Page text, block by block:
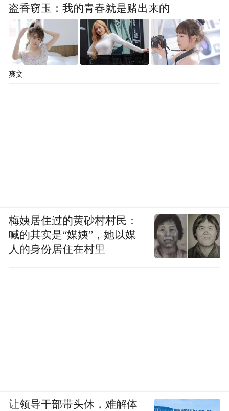
盗香窃玉：我的青春就是赌出来的
爽文
梅姨居住过的黄砂村村民：
喊的其实是“媒姨”，她以媒
人的身份居住在村里
让领导干部带头休，难解体